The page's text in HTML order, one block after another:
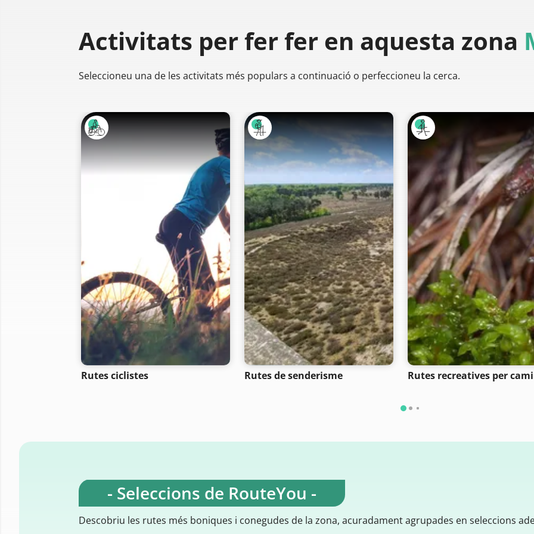
Activitats per ferfer en aquesta zona
Seleccioneu una de les activitats més populars a continuació o perfeccioneu la cerca.
Rutes ciclistes Rutes de senderisme Rutes recreatives per
- Seleccions de RouteYou -
Descobriu les rutes més boniques i conegudes de la zona, acuradament agrupades en seleccions